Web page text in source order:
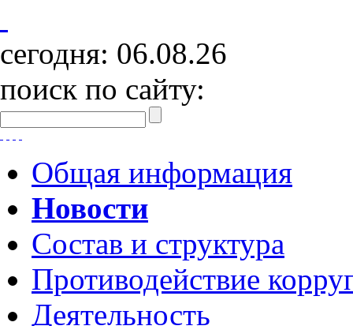
сегодня: 06.08.26
поиск по сайту:
Общая информация
Новости
Состав и структура
Противодействие
Деятельность